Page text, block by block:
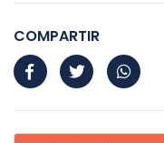
COMPARTIR